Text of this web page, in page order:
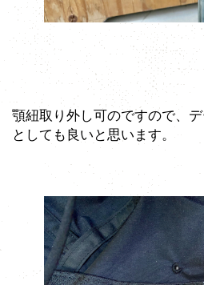
顎紐取り外し可のですので、
としても良いと思います。